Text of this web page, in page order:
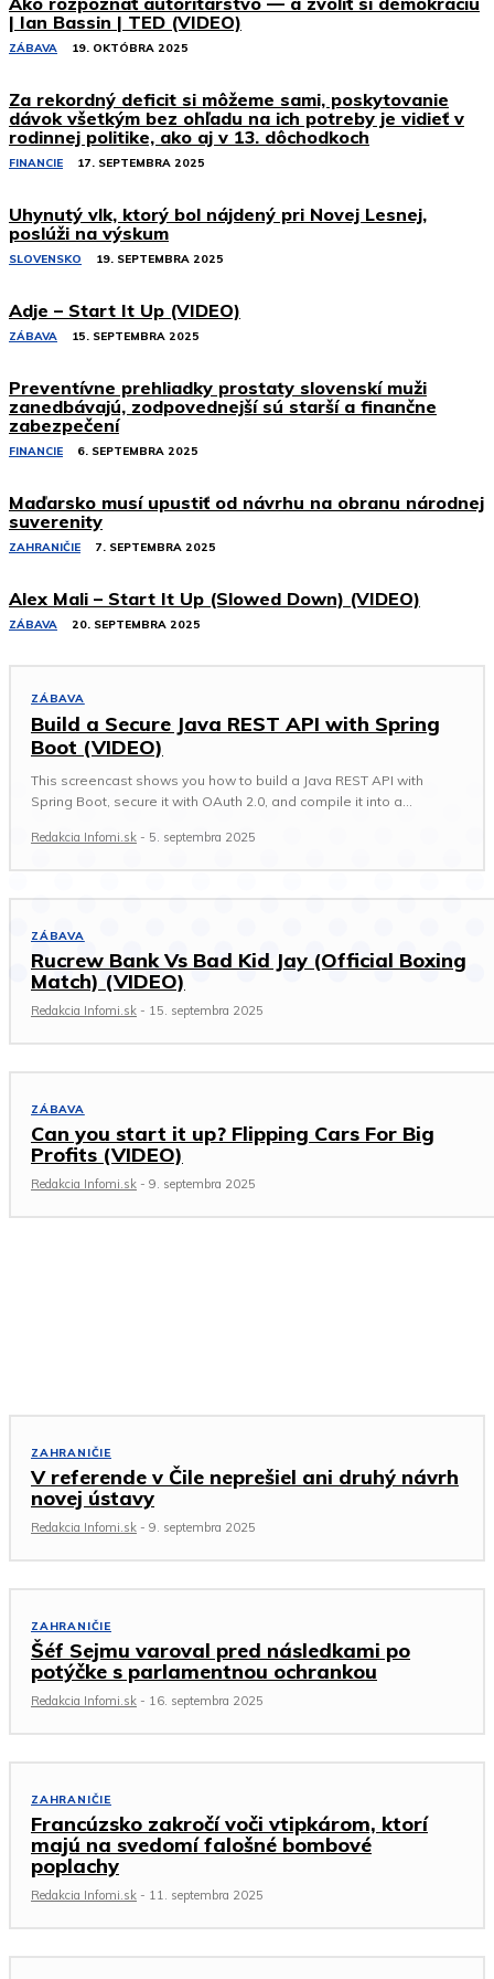
| Ian Bassin | TED (VIDEO)
ZÁBAVA 19. OKTÓBRA 2025
Za rekordný deficit si môžeme sami, poskytovanie
dávok všetkým bez ohľadu na ich potreby je vidieť v
rodinnej politike, ako aj v 13. dôchodkoch
FINANCIE 17. SEPTEMBRA 2025
Uhynutý vlk, ktorý bol nájdený pri Novej Lesnej,
poslúži na výskum
SLOVENSKO 19. SEPTEMBRA 2025
Adje – Start It Up (VIDEO)
ZÁBAVA 15. SEPTEMBRA 2025
Preventívne prehliadky prostaty slovenskí muži
zanedbávajú, zodpovednejší sú starší a finančne
zabezpečení
FINANCIE 6. SEPTEMBRA 2025
Maďarsko musí upustiť od návrhu na obranu národnej
suverenity
ZAHRANIČIE 7. SEPTEMBRA 2025
Alex Mali – Start It Up (Slowed Down) (VIDEO)
ZÁBAVA 20. SEPTEMBRA 2025
ZÁBAVA
Build a Secure Java REST API with Spring
Boot (VIDEO)
This screencast shows you how to build a Java REST API with
Spring Boot, secure it with OAuth 2.0, and compile it into a...
Redakcia Infomi.sk - 5. septembra 2025
ZÁBAVA
Rucrew Bank Vs Bad Kid Jay (Official Boxing
Match) (VIDEO)
Redakcia Infomi.sk - 15. septembra 2025
ZÁBAVA
Can you start it up? Flipping Cars For Big
Profits (VIDEO)
Redakcia Infomi.sk - 9. septembra 2025
ZAHRANIČIE
V referende v Čile neprešiel ani druhý návrh
novej ústavy
Redakcia Infomi.sk - 9. septembra 2025
ZAHRANIČIE
Šéf Sejmu varoval pred následkami po
potýčke s parlamentnou ochrankou
Redakcia Infomi.sk - 16. septembra 2025
ZAHRANIČIE
Francúzsko zakročí voči vtipkárom, ktorí
majú na svedomí falošné bombové
poplachy
Redakcia Infomi.sk - 11. septembra 2025